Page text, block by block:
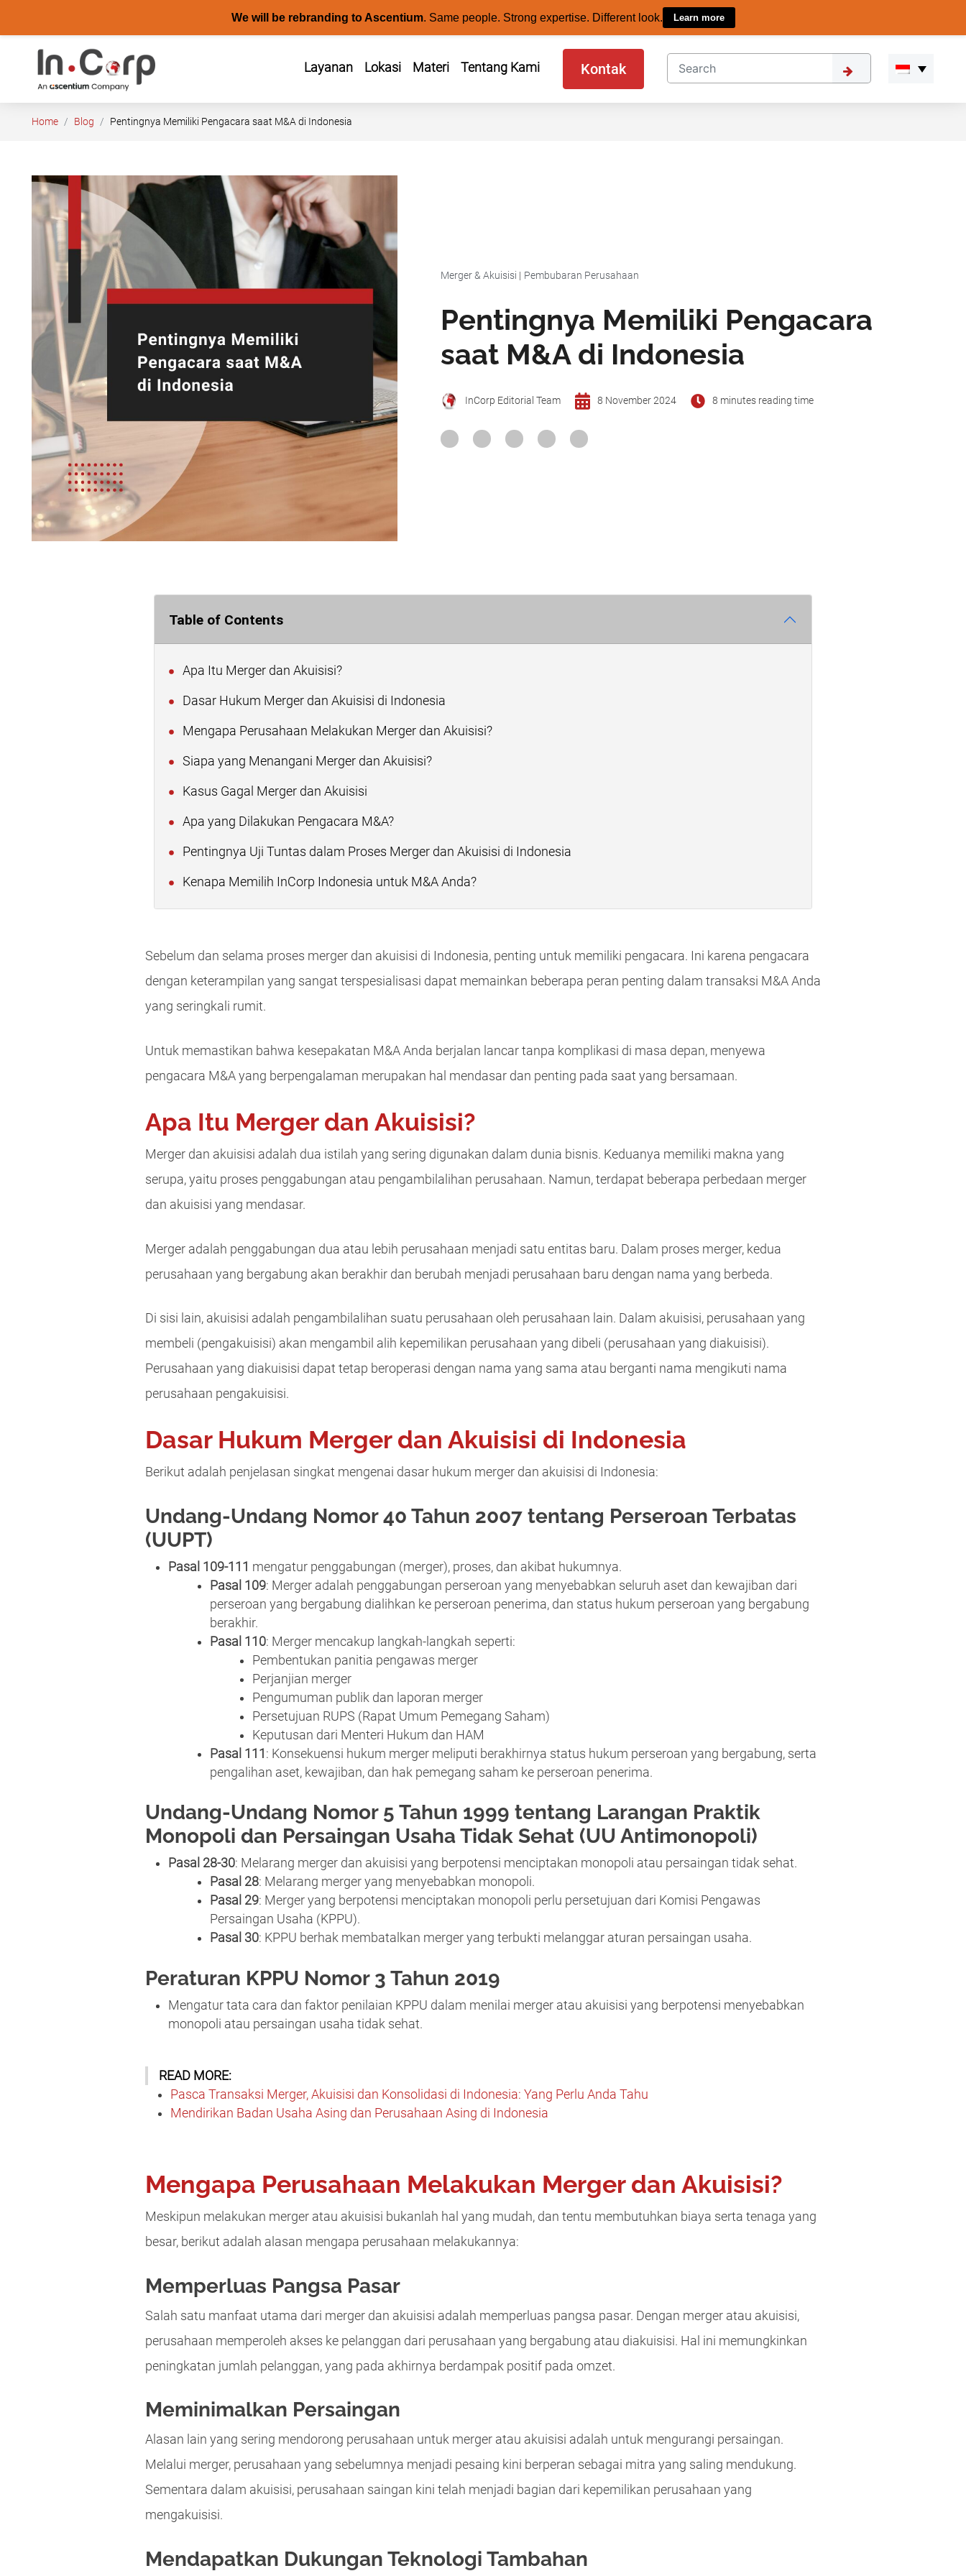
We will be rebranding to Ascentium. Same people. Strong expertise. Different look. Learn more
content
Layanan Lokasi Materi Tentang Kami Kontak
Home Blog Pentingnya Memiliki Pengacara saat M&A di Indonesia
Merger & Akuisisi | Pembubaran Perusahaan
Pentingnya Memiliki Pengacara
saat M&A di Indonesia
InCorp Editorial Team 8 November 2024 8 minutes reading time
Table of Contents
Apa Itu Merger dan Akuisisi?
Dasar Hukum Merger dan Akuisisi di Indonesia
Mengapa Perusahaan Melakukan Merger dan Akuisisi?
Siapa yang Menangani Merger dan Akuisisi?
Kasus Gagal Merger dan Akuisisi
Apa yang Dilakukan Pengacara M&A?
Pentingnya Uji Tuntas dalam Proses Merger dan Akuisisi di Indonesia
Kenapa Memilih InCorp Indonesia untuk M&A Anda?
Sebelum dan selama proses merger dan akuisisi di Indonesia, penting untuk memiliki pengacara. Ini karena pengacara
dengan keterampilan yang sangat terspesialisasi dapat memainkan beberapa peran penting dalam transaksi M&A Anda
yang seringkali rumit.
Untuk memastikan bahwa kesepakatan M&A Anda berjalan lancar tanpa komplikasi di masa depan, menyewa
pengacara M&A yang berpengalaman merupakan hal mendasar dan penting pada saat yang bersamaan.
Apa Itu Merger dan Akuisisi?
Merger dan akuisisi adalah dua istilah yang sering digunakan dalam dunia bisnis. Keduanya memiliki makna yang
serupa, yaitu proses penggabungan atau pengambilalihan perusahaan. Namun, terdapat beberapa perbedaan merger
dan akuisisi yang mendasar.
Merger adalah penggabungan dua atau lebih perusahaan menjadi satu entitas baru. Dalam proses merger, kedua
perusahaan yang bergabung akan berakhir dan berubah menjadi perusahaan baru dengan nama yang berbeda.
Di sisi lain, akuisisi adalah pengambilalihan suatu perusahaan oleh perusahaan lain. Dalam akuisisi, perusahaan yang
membeli (pengakuisisi) akan mengambil alih kepemilikan perusahaan yang dibeli (perusahaan yang diakuisisi).
Perusahaan yang diakuisisi dapat tetap beroperasi dengan nama yang sama atau berganti nama mengikuti nama
perusahaan pengakuisisi.
Dasar Hukum Merger dan Akuisisi di Indonesia
Berikut adalah penjelasan singkat mengenai dasar hukum merger dan akuisisi di Indonesia:
Undang-Undang Nomor 40 Tahun 2007 tentang Perseroan Terbatas
(UUPT)
Pasal 109-111 mengatur penggabungan (merger), proses, dan akibat hukumnya.
Pasal 109: Merger adalah penggabungan perseroan yang menyebabkan seluruh aset dan kewajiban dari
perseroan yang bergabung dialihkan ke perseroan penerima, dan status hukum perseroan yang bergabung
berakhir.
Pasal 110: Merger mencakup langkah-langkah seperti:
Pembentukan panitia pengawas merger
Perjanjian merger
Pengumuman publik dan laporan merger
Persetujuan RUPS (Rapat Umum Pemegang Saham)
Keputusan dari Menteri Hukum dan HAM
Pasal 111 : Konsekuensi hukum merger meliputi berakhirnya status hukum perseroan yang bergabung, serta
pengalihan aset, kewajiban, dan hak pemegang saham ke perseroan penerima.
Undang-Undang Nomor 5 Tahun 1999 tentang Larangan Praktik
Monopoli dan Persaingan Usaha Tidak Sehat (UU Antimonopoli)
Pasal 28-30: Melarang merger dan akuisisi yang berpotensi menciptakan monopoli atau persaingan tidak sehat.
Pasal 28: Melarang merger yang menyebabkan monopoli.
Pasal 29: Merger yang berpotensi menciptakan monopoli perlu persetujuan dari Komisi Pengawas
Persaingan Usaha (KPPU).
Pasal 30: KPPU berhak membatalkan merger yang terbukti melanggar aturan persaingan usaha.
Peraturan KPPU Nomor 3 Tahun 2019
Mengatur tata cara dan faktor penilaian KPPU dalam menilai merger atau akuisisi yang berpotensi menyebabkan
monopoli atau persaingan usaha tidak sehat.
READ MORE:
Pasca Transaksi Merger, Akuisisi dan Konsolidasi di Indonesia: Yang Perlu Anda Tahu
Mendirikan Badan Usaha Asing dan Perusahaan Asing di Indonesia
Mengapa Perusahaan Melakukan Merger dan Akuisisi?
Meskipun melakukan merger atau akuisisi bukanlah hal yang mudah, dan tentu membutuhkan biaya serta tenaga yang
besar, berikut adalah alasan mengapa perusahaan melakukannya:
Memperluas Pangsa Pasar
Salah satu manfaat utama dari merger dan akuisisi adalah memperluas pangsa pasar. Dengan merger atau akuisisi,
perusahaan memperoleh akses ke pelanggan dari perusahaan yang bergabung atau diakuisisi. Hal ini memungkinkan
peningkatan jumlah pelanggan, yang pada akhirnya berdampak positif pada omzet.
Meminimalkan Persaingan
Alasan lain yang sering mendorong perusahaan untuk merger atau akuisisi adalah untuk mengurangi persaingan.
Melalui merger, perusahaan yang sebelumnya menjadi pesaing kini berperan sebagai mitra yang saling mendukung.
Sementara dalam akuisisi, perusahaan saingan kini telah menjadi bagian dari kepemilikan perusahaan yang
mengakuisisi.
Mendapatkan Dukungan Teknologi Tambahan